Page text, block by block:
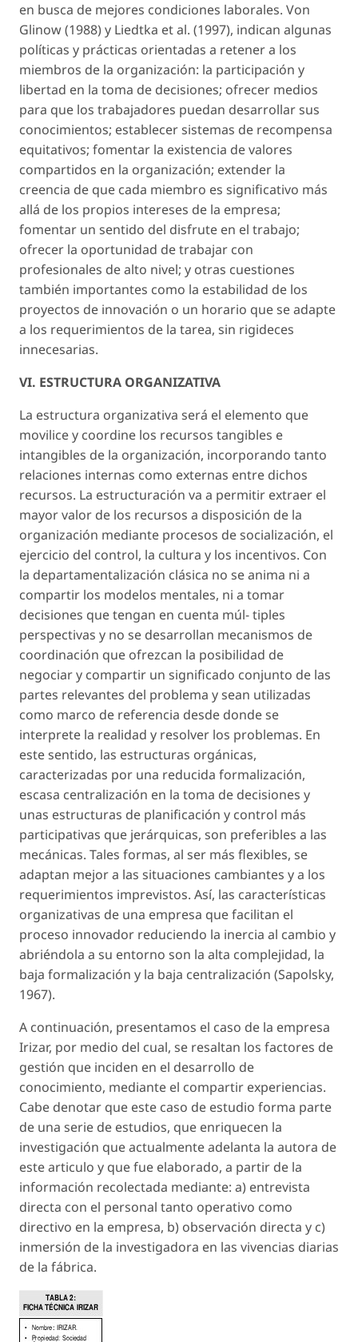
en busca de mejores condiciones laborales. Von
Glinow (1988) y Liedtka et al. (1997), indican algunas
políticas y prácticas orientadas a retener a los
miembros de la organización: la participación y
libertad en la toma de decisiones; ofrecer medios
para que los trabajadores puedan desarrollar sus
conocimientos; establecer sistemas de recompensa
equitativos; fomentar la existencia de valores
compartidos en la organización; extender la
creencia de que cada miembro es significativo más
allá de los propios intereses de la empresa;
fomentar un sentido del disfrute en el trabajo;
ofrecer la oportunidad de trabajar con
profesionales de alto nivel; y otras cuestiones
también importantes como la estabilidad de los
proyectos de innovación o un horario que se adapte
a los requerimientos de la tarea, sin rigideces
innecesarias.
VI. ESTRUCTURA ORGANIZATIVA
La estructura organizativa será el elemento que
movilice y coordine los recursos tangibles e
intangibles de la organización, incorporando tanto
relaciones internas como externas entre dichos
recursos. La estructuración va a permitir extraer el
mayor valor de los recursos a disposición de la
organización mediante procesos de socialización, el
ejercicio del control, la cultura y los incentivos. Con
la departamentalización clásica no se anima ni a
compartir los modelos mentales, ni a tomar
decisiones que tengan en cuenta múl- tiples
perspectivas y no se desarrollan mecanismos de
coordinación que ofrezcan la posibilidad de
negociar y compartir un significado conjunto de las
partes relevantes del problema y sean utilizadas
como marco de referencia desde donde se
interprete la realidad y resolver los problemas. En
este sentido, las estructuras orgánicas,
caracterizadas por una reducida formalización,
escasa centralización en la toma de decisiones y
unas estructuras de planificación y control más
participativas que jerárquicas, son preferibles a las
mecánicas. Tales formas, al ser más flexibles, se
adaptan mejor a las situaciones cambiantes y a los
requerimientos imprevistos. Así, las características
organizativas de una empresa que facilitan el
proceso innovador reduciendo la inercia al cambio y
abriéndola a su entorno son la alta complejidad, la
baja formalización y la baja centralización (Sapolsky,
1967).
A continuación, presentamos el caso de la empresa
Irizar, por medio del cual, se resaltan los factores de
gestión que inciden en el desarrollo de
conocimiento, mediante el compartir experiencias.
Cabe denotar que este caso de estudio forma parte
de una serie de estudios, que enriquecen la
investigación que actualmente adelanta la autora de
este articulo y que fue elaborado, a partir de la
información recolectada mediante: a) entrevista
directa con el personal tanto operativo como
directivo en la empresa, b) observación directa y c)
inmersión de la investigadora en las vivencias diarias
de la fábrica.